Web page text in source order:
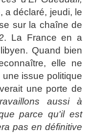
, a déclaré, jeudi, le
sur la chaîne de
. La France en a
Quand bien
elle ne
issue politique
une porte de
aussi à
parce qu'il est
pas en définitive